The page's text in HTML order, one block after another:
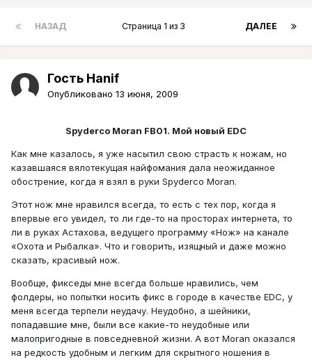
НАЗАД ДАЛЕЕ
Страница 1 из 3
Гость Hanif
Опубликовано 13 июня, 2009
Spyderco Moran FB01. Мой новый EDC
Как мне казалось, я уже насытил свою страсть к ножам, но
казавшаяся вялотекущая найфомания дала неожиданное
обострение, когда я взял в руки Spyderco Moran.
Этот нож мне нравился всегда, то есть с тех пор, когда я
впервые его увидел, то ли где-то на просторах интернета, то
ли в руках Астахова, ведущего программу «Нож» на канале
«Охота и Рыбалка». Что и говорить, изящный и даже можно
сказать, красивый нож.
Вообще, фикседы мне всегда больше нравились, чем
фолдеры, но попытки носить фикс в городе в качестве EDC, у
меня всегда терпели неудачу. Неудобно, а шейники,
попадавшие мне, были все какие-то неудобные или
малопригодные в повседневной жизни. А вот Moran оказался
на редкость удобным и легким для скрытного ношения в